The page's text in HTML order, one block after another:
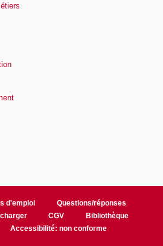
d'emploi
Questions/réponses
CGV
Bibliothèque
Accessibilité: non conforme